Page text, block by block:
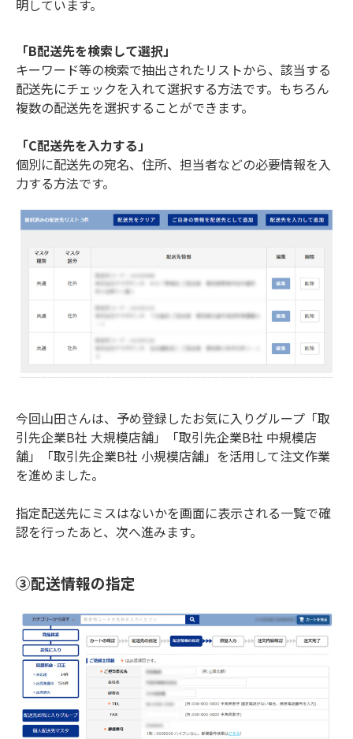
明しています。
「B配送先を検索して選択」
キーワード等の検索で抽出されたリストから、該当する
配送先にチェックを入れて選択する方法です。もちろん
複数の配送先を選択することができます。
「C配送先を入力する」
個別に配送先の宛名、住所、担当者などの必要情報を入
力する方法です。
今回山田さんは、予め登録したお気に入りグループ「取
引先企業B社 大規模店舗」「取引先企業B社 中規模店
舗」「取引先企業B社 小規模店舗」を活用して注文作業
を進めました。
指定配送先にミスはないかを画面に表示される一覧で確
認を行ったあと、次へ進みます。
③配送情報の指定